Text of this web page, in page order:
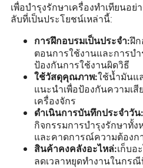
เพื่อบำรุงรักษาเครื่องทำเทียนอ
ลับที่เป็นประโยชน์เหล่านี้:
การฝึกอบรมเป็นประจำ:ฝึ
ตอนการใช้งานและการบำ
ป้องกันการใช้งานผิดวิธี
ใช้วัสดุคุณภาพ:ใช้น้ำมันแ
แนะนำเพื่อป้องกันความเ
เครื่องจักร
ดำเนินการบันทึกประจำวัน:
กิจกรรมการบำรุงรักษาทั้
และคาดการณ์ความต้องก
สินค้าคงคลังอะไหล่:เก็บอ
ลดเวลาหยุดทำงานในกรณี